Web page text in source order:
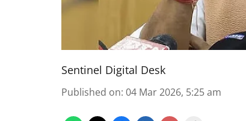
Sentinel Digital Desk
Published on: 04 Mar 2026, 5:25 am